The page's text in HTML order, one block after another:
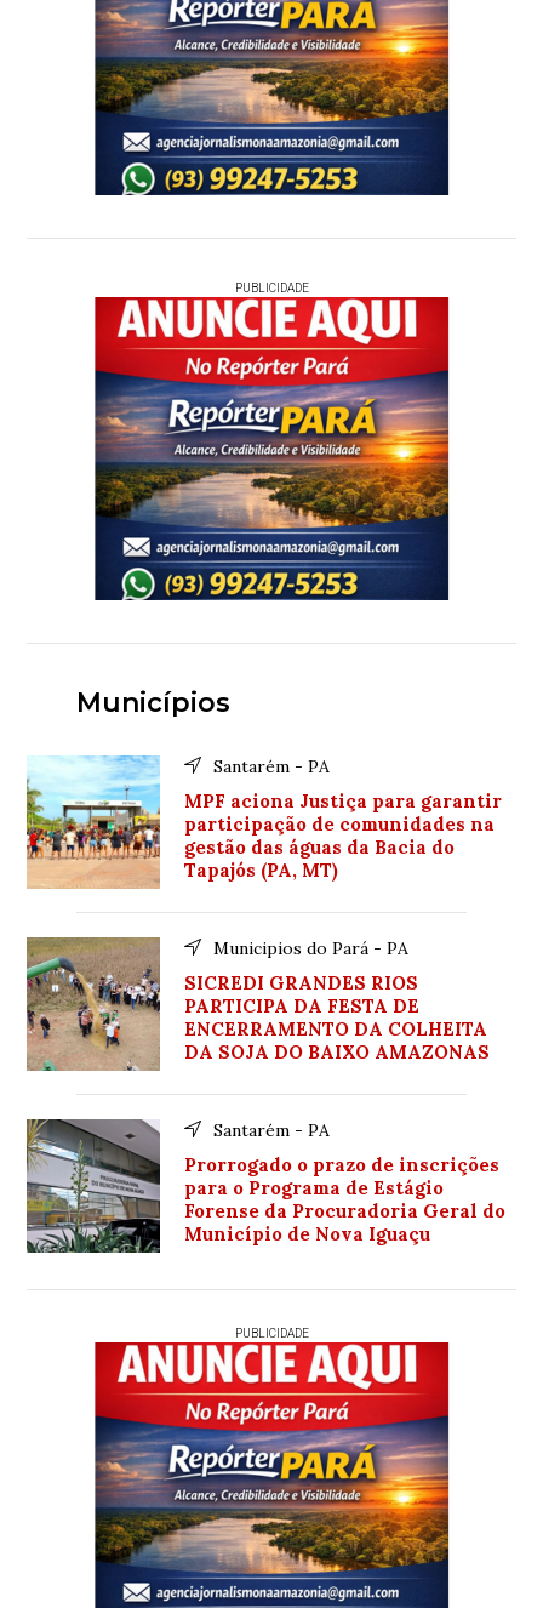
PUBLICIDADE
Municípios
Santarém - PA
MPF aciona Justiça para garantir
participação de comunidades na
gestão das águas da Bacia do
Tapajós (PA, MT)
Municipios do Pará - PA
SICREDI GRANDES RIOS
PARTICIPA DA FESTA DE
ENCERRAMENTO DA COLHEITA
DA SOJA DO BAIXO AMAZONAS
Santarém - PA
Prorrogado o prazo de inscrições
para o Programa de Estágio
Forense da Procuradoria Geral do
Município de Nova Iguaçu
PUBLICIDADE